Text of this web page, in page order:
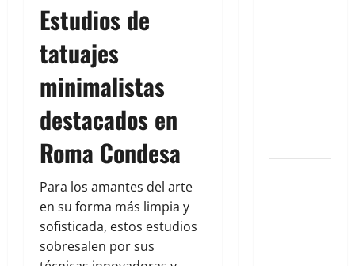
Estudios de
tatuajes
minimalistas
destacados en
Roma Condesa
Para los amantes del arte
en su forma más limpia y
sofisticada, estos estudios
sobresalen por sus